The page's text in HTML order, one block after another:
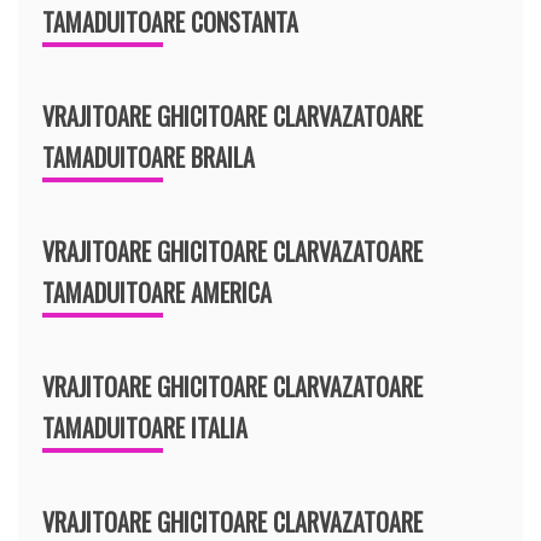
TAMADUITOARE CONSTANTA
VRAJITOARE GHICITOARE CLARVAZATOARE
TAMADUITOARE BRAILA
VRAJITOARE GHICITOARE CLARVAZATOARE
TAMADUITOARE AMERICA
VRAJITOARE GHICITOARE CLARVAZATOARE
TAMADUITOARE ITALIA
VRAJITOARE GHICITOARE CLARVAZATOARE